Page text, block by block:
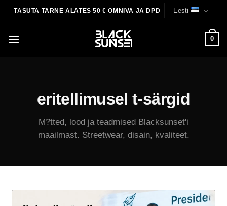
TASUTA TARNE ALATES 50 € OMNIVA JA DPD Eesti
0
eritellimusel t-särgid
M?tted, lood ja teadmised Blacksunset'i
maailmast. Streetwear, disain, kvaliteet.